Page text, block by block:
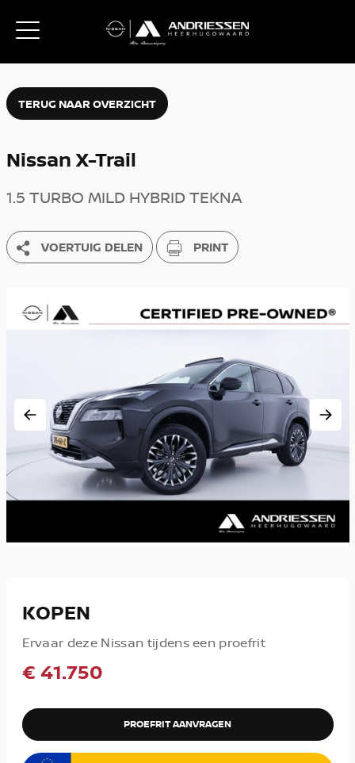
TERUG NAAR OVERZICHT
Nissan X-Trail
1.5 TURBO MILD HYBRID TEKNA
VOERTUIG DELEN PRINT
KOPEN
Ervaar deze Nissan tijdens een proefrit
€ 41.750
PROEFRIT AANVRAGEN